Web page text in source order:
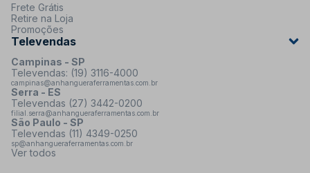
Frete Grátis
Retire na Loja
Promoções
Televendas
Campinas - SP
Televendas: (19) 3116-4000
campinas@anhangueraferramentas.com.br
Serra - ES
Televendas (27) 3442-0200
filial.serra@anhangueraferramentas.com.br
São Paulo - SP
Televendas (11) 4349-0250
sp@anhangueraferramentas.com.br
Ver todos